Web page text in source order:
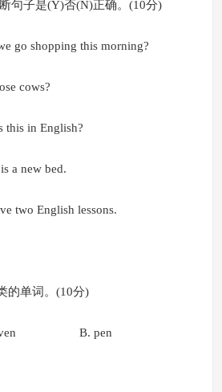
句子是(Y)否(N)正确。(10分)
shopping this morning?
cows?
in English?
new bed.
English lessons.
的单词。(10分)
eleven B. pen